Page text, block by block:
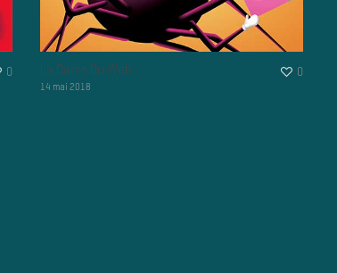
0 La Dame Du Web
14 mai 2018
0